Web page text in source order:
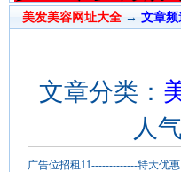
美发美容网址大全 → 文章频
文章分类：
人
广告位招租11-------------特大优